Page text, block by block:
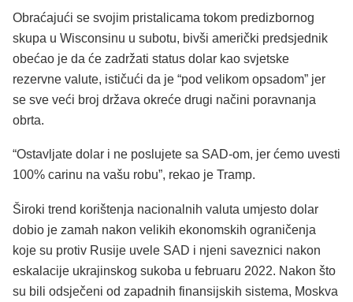
Obraćajući se svojim pristalicama tokom predizbornog
skupa u Wisconsinu u subotu, bivši američki predsjednik
obećao je da će zadržati status dolar kao svjetske
rezervne valute, ističući da je “pod velikom opsadom” jer
se sve veći broj država okreće drugi načini poravnanja
obrta.
“Ostavljate dolar i ne poslujete sa SAD-om, jer ćemo uvesti
100% carinu na vašu robu”, rekao je Tramp.
Široki trend korištenja nacionalnih valuta umjesto dolar
dobio je zamah nakon velikih ekonomskih ograničenja
koje su protiv Rusije uvele SAD i njeni saveznici nakon
eskalacije ukrajinskog sukoba u februaru 2022. Nakon što
su bili odsječeni od zapadnih finansijskih sistema, Moskva